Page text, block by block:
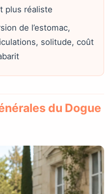
plus réaliste
de l’estomac,
solitude, coût
du Dogue